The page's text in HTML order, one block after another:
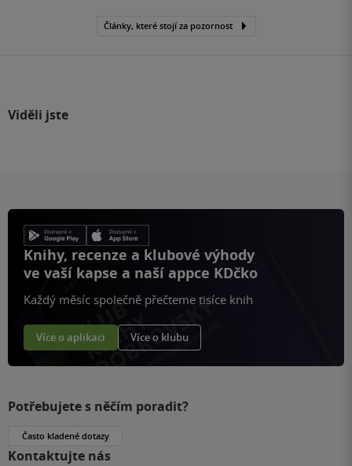
Články, které stojí za pozornost
Viděli jste
Knihy, recenze a klubové výhody
ve vaší kapse a naší appce KDčko
Každý měsíc společně přečteme tisíce knih
Více o aplikaci Více o klubu
Potřebujete s něčím poradit?
Často kladené dotazy
Kontaktujte nás